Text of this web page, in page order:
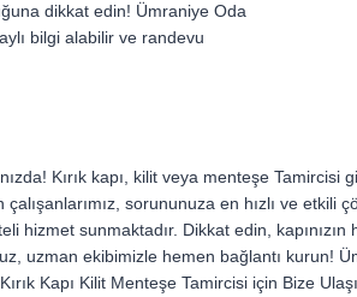
dikkat edin! Ümraniye Oda
bilgi alabilir ve randevu
Kırık kapı, kilit veya menteşe Tamircisi
sorununuza en hızlı ve etkili
sunmaktadır. Dikkat edin, kapınızın
uzman ekibimizle hemen bağlantı kurun!
Kapı Kilit Menteşe Tamircisi için Bize